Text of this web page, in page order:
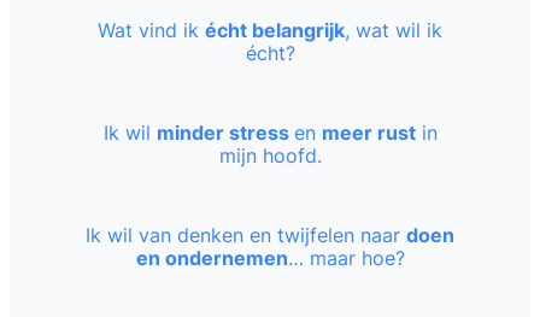
Wat vind ik écht belangrijk, wat wil ik
écht?
Ik wil minder stress en meer rustin
mijn hoofd.
Ik wil van denken en twijfelen naar doen
en ondernemen… maar hoe?